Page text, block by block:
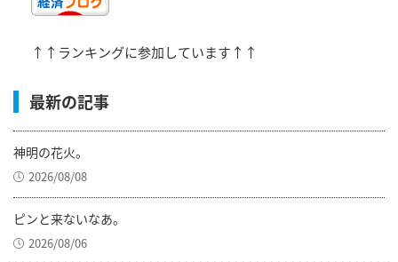
↑↑ランキングに参加しています↑↑
最新の記事
神明の花火。
2026/08/08
ピンと来ないなあ。
2026/08/06